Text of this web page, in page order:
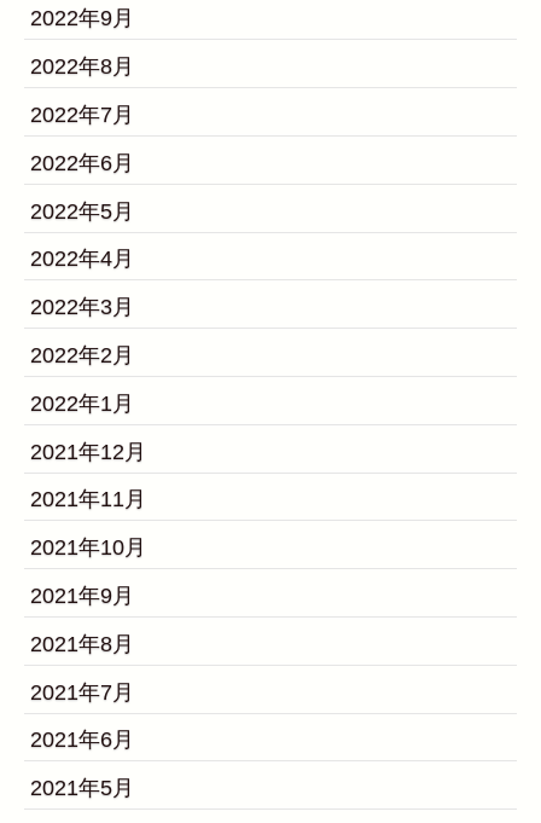
2022年9月
2022年8月
2022年7月
2022年6月
2022年5月
2022年4月
2022年3月
2022年2月
2022年1月
2021年12月
2021年11月
2021年10月
2021年9月
2021年8月
2021年7月
2021年6月
2021年5月